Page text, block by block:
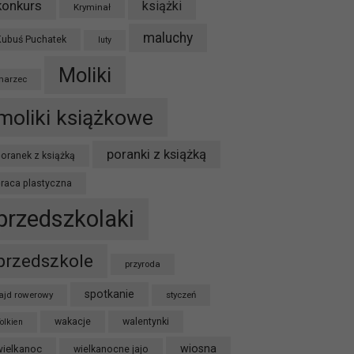
Kryminał książki
Puchatek luty maluchy
Moliki
książkowe
z książką poranki z książką
plastyczna
przyroda
rowerowy spotkanie styczeń
wakacje walentynki
wielkanocne jajo wiosna